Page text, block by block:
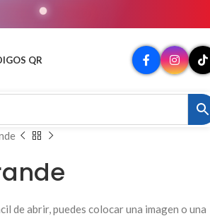
QR
de abrir, puedes colocar una imagen o una